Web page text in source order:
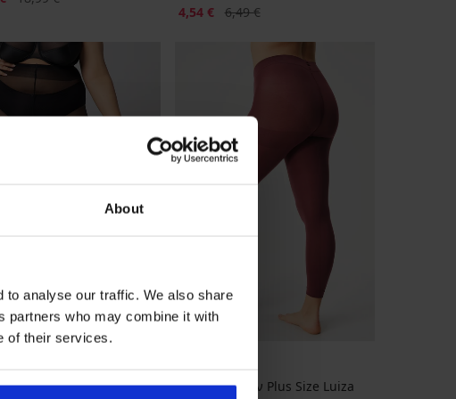
About
to analyse our traffic. We also share
partners who may combine it with
of their services.
Έκπτωση
4,54 € Αρχική τιμή
6,49 €
Plus Size Margaret 20
-30%
Καλσόν κολάν Plus Size Luiza